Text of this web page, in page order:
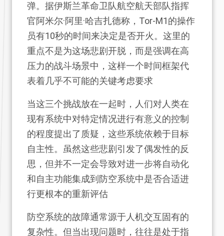
弹。据伊斯兰革命卫队航空航天部队指挥
官阿米尔·阿里·哈吉扎德称，Tor-M1的操作
员有10秒的时间来决定是否开火。这里的
重点不是为这场悲剧开脱，而是强调在高
压力的战斗场景中，这样一个时间框架代
表着几乎不可能的关键考虑要求
当这三个挑战放在一起时，人们对人类在
现有系统中对特定情况进行有意义的控制
的程度提出了质疑，这些系统依赖于目标
自主性。虽然这些悲剧引发了偶发性的反
思，但并不一定会导致对进一步将自动化
和自主功能集成到防空系统中是否合适进
行更根本的重新评估
防空系统的故障通常源于人机交互固有的
复杂性。但当出现问题时，往往是处于指